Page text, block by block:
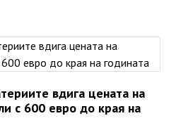
вдига цената на
с 600 евро до края на